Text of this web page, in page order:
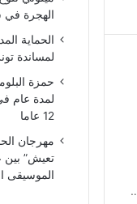
الهجرة في
الحماية
لمساندة
حمزة
لمدة عام
12 عاما
تعيش” بين
الموسيقى